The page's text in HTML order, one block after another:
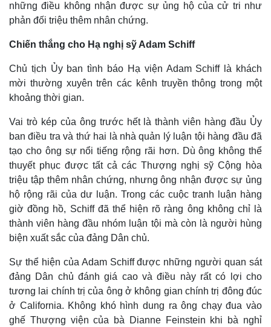
Pháp luật
Vụ án
Tin nóng
Tư vấn luật
Quân sự - Quốc phòng
Vũ khí
Việt Nam
Phân tích
những điều không nhận được sự ủng hộ của cử tri như
phản đối triệu thêm nhân chứng.
Chiến thắng cho Hạ nghị sỹ Adam Schiff
Chủ tịch Ủy ban tình báo Hạ viện Adam Schiff là khách
mời thường xuyên trên các kênh truyền thông trong một
khoảng thời gian.
Vai trò kép của ông trước hết là thành viên hàng đầu Ủy
ban điều tra và thứ hai là nhà quản lý luận tội hàng đầu đã
tạo cho ông sự nổi tiếng rộng rãi hơn. Dù ông không thể
thuyết phục được tất cả các Thượng nghị sỹ Cộng hòa
triệu tập thêm nhân chứng, nhưng ông nhận được sự ủng
hộ rộng rãi của dư luận. Trong các cuộc tranh luận hàng
giờ đồng hồ, Schiff đã thể hiện rõ ràng ông không chỉ là
thành viên hàng đầu nhóm luận tội mà còn là người hùng
biện xuất sắc của đảng Dân chủ.
Sự thể hiện của Adam Schiff được những người quan sát
đảng Dân chủ đánh giá cao và điều này rất có lợi cho
tương lai chính trị của ông ở không gian chính trị đông đúc
ở California. Không khó hình dung ra ông chạy đua vào
ghế Thượng viện của bà Dianne Feinstein khi bà nghỉ